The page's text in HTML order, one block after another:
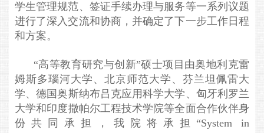
学生管理规范、签证手续办理与服务等一系列议题
进行了深入交流和协商，并确定了下一步工作日程
和方案。
“高等教育研究与创新”硕士项目由奥地利 克雷
姆斯多瑙河大学、北京师范大学、芬兰坦佩雷大
学、德国奥斯纳布吕克应用科学大学 、匈牙利 罗兰
大学和印度撒帕尔工程技术学院等全面合作伙伴身
份 共同承担，我院将承担 “System in